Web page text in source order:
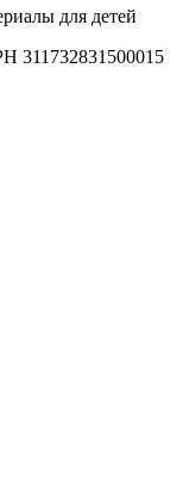
для детей
311732831500015